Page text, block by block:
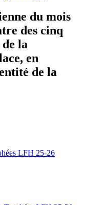
du mois
des cinq
de la
en
de la
LFH 25-26